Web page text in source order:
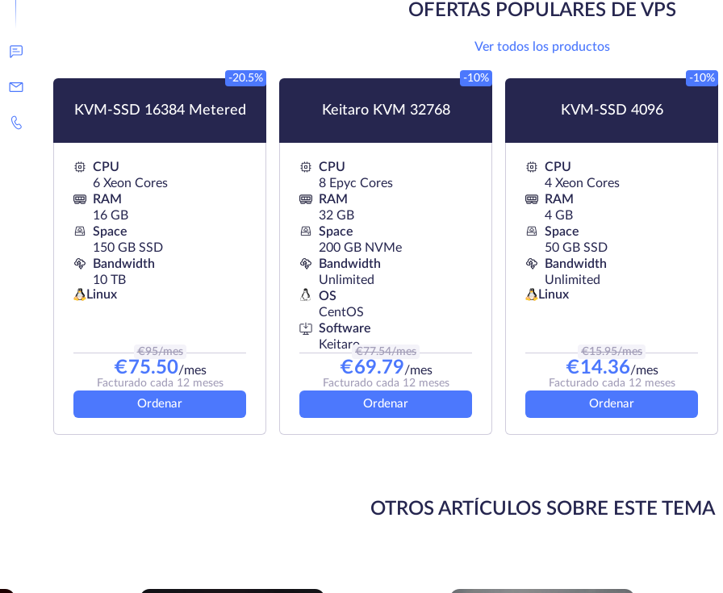
OFERTAS POPULARES DE VPS
Ver todos los productos
KVM-SSD 16384 Metered
-20.5%
CPU
6 Xeon Cores
RAM
16 GB
Space
150 GB SSD
Bandwidth
10 TB
Linux
€95/mes
€75.50/mes
Facturado cada 12 meses
Ordenar
Keitaro KVM 32768
-10%
CPU
8 Epyc Cores
RAM
32 GB
Space
200 GB NVMe
Bandwidth
Unlimited
OS
CentOS
Software
Keitaro
€77.54/mes
€69.79/mes
Facturado cada 12 meses
Ordenar
KVM-SSD 4096
-10%
CPU
4 Xeon Cores
RAM
4 GB
Space
50 GB SSD
Bandwidth
Unlimited
Linux
€15.95/mes
€14.36/mes
Facturado cada 12 meses
Ordenar
OTROS ARTÍCULOS SOBRE ESTE TEMA